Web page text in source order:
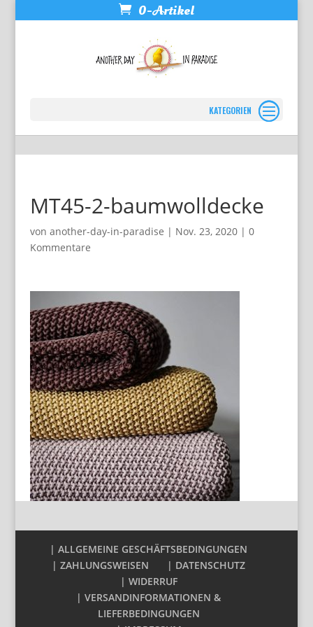
0-Artikel
MT45-2-baumwolldecke
von another-day-in-paradise | Nov. 23, 2020| 0
Kommentare
| ALLGEMEINE GESCHÄFTSBEDINGUNGEN
| ZAHLUNGSWEISEN
| DATENSCHUTZ
| WIDERRUF
| VERSANDINFORMATIONEN &
LIEFERBEDINGUNGEN